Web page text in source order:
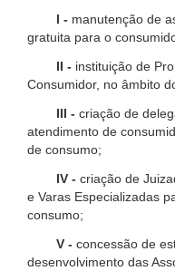
I - manutenção de
gratuita para o
II - instituição de
Consumidor, no âmbito
III - criação de
atendimento de
de consumo;
IV - criação de
e Varas Especializadas
consumo;
V - concessão de
desenvolvimento das